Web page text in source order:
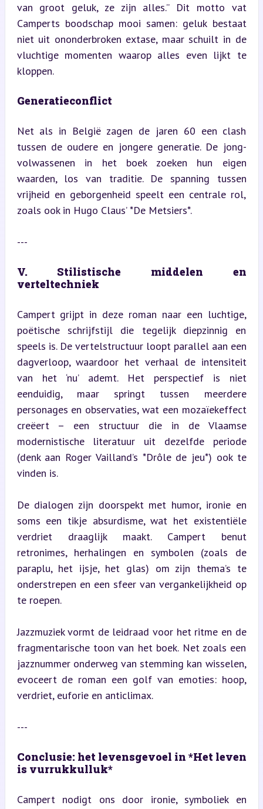
van groot geluk, ze zijn alles.” Dit motto vat
Camperts boodschap mooi samen: geluk bestaat
niet uit ononderbroken extase, maar schuilt in de
vluchtige momenten waarop alles even lijkt te
kloppen.
Generatieconflict
Net als in België zagen de jaren 60 een clash
tussen de oudere en jongere generatie. De jong-
volwassenen in het boek zoeken hun eigen
waarden, los van traditie. De spanning tussen
vrijheid en geborgenheid speelt een centrale rol,
zoals ook in Hugo Claus’ *De Metsiers*.
---
V. Stilistische middelen en
verteltechniek
Campert grijpt in deze roman naar een luchtige,
poëtische schrijfstijl die tegelijk diepzinnig en
speels is. De vertelstructuur loopt parallel aan een
dagverloop, waardoor het verhaal de intensiteit
van het ‘nu’ ademt. Het perspectief is niet
eenduidig, maar springt tussen meerdere
personages en observaties, wat een mozaïekeffect
creëert – een structuur die in de Vlaamse
modernistische literatuur uit dezelfde periode
(denk aan Roger Vailland’s *Drôle de jeu*) ook te
vinden is.
De dialogen zijn doorspekt met humor, ironie en
soms een tikje absurdisme, wat het existentiële
verdriet draaglijk maakt. Campert benut
retronimes, herhalingen en symbolen (zoals de
paraplu, het ijsje, het glas) om zijn thema’s te
onderstrepen en een sfeer van vergankelijkheid op
te roepen.
Jazzmuziek vormt de leidraad voor het ritme en de
fragmentarische toon van het boek. Net zoals een
jazznummer onderweg van stemming kan wisselen,
evoceert de roman een golf van emoties: hoop,
verdriet, euforie en anticlimax.
---
Conclusie: het levensgevoel in *Het leven
is vurrukkulluk*
Campert nodigt ons door ironie, symboliek en